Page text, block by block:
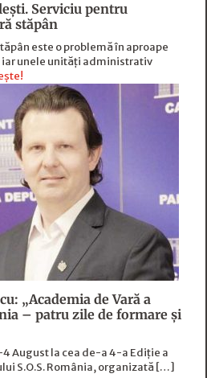
Serviciu pentru
stăpân
este o problemă în aproape
unele unități administrativ
„Academia de Vară a
– patru zile de formare şi
August la cea de-a 4-a Ediție a
S.O.S. România, organizată […]